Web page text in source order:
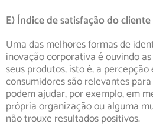
E) Índice de satisfação do cliente
Uma das melhores formas de
inovação corporativa é ouvindo
seus produtos, isto é, a
consumidores são relevantes
podem ajudar, por exemplo, em
própria organização ou alguma
não trouxe resultados positivos.